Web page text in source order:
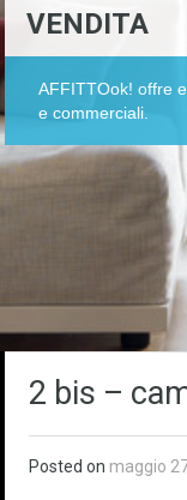
VENDITA
AFFITTOok! offre
e commerciali.
2 bis –
Posted on maggio